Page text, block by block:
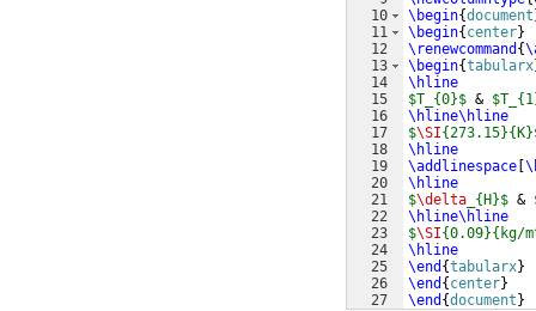
10
11
12
13
14
15
16
17
18
19
20
21
22
23
24
25
26
27
\begin{document
\begin{ center}
\renewcommand {
\begin{tabularx
\hline
$T_{0}$ &
\hline\hline
$\SI
\hline
\addlinespace
\hline
$\delta _{H}$ &
\hline\hline
$\SI{0.09}{kg/
\hline
\end {tabularx}
\end { center}
\end {document }